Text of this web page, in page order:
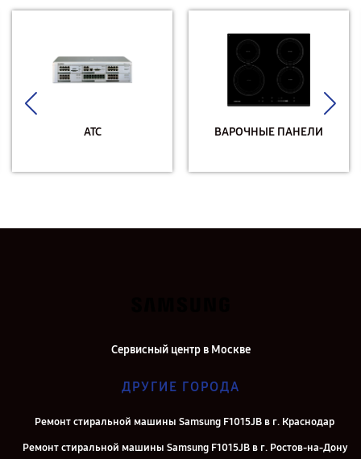
АТС ВАРОЧНЫЕ ПАНЕЛИ
Сервисный центр в Москве
ДРУГИЕ ГОРОДА
Ремонт стиральной машины Samsung F1015JB в г. Краснодар
Ремонт стиральной машины Samsung F1015JB в г. Ростов-на-Дону